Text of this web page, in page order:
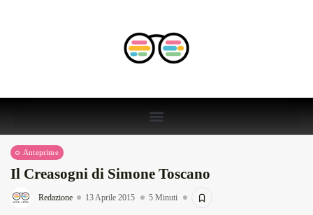
Anteprime
Il Creasogni di Simone Toscano
Redazione 13 Aprile 2015 5 Minuti